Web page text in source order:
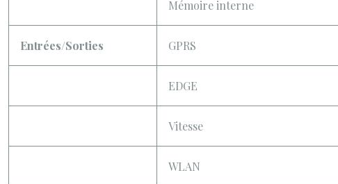
Mémoire interne
Entrées/Sorties GPRS
EDGE
Vitesse
WLAN